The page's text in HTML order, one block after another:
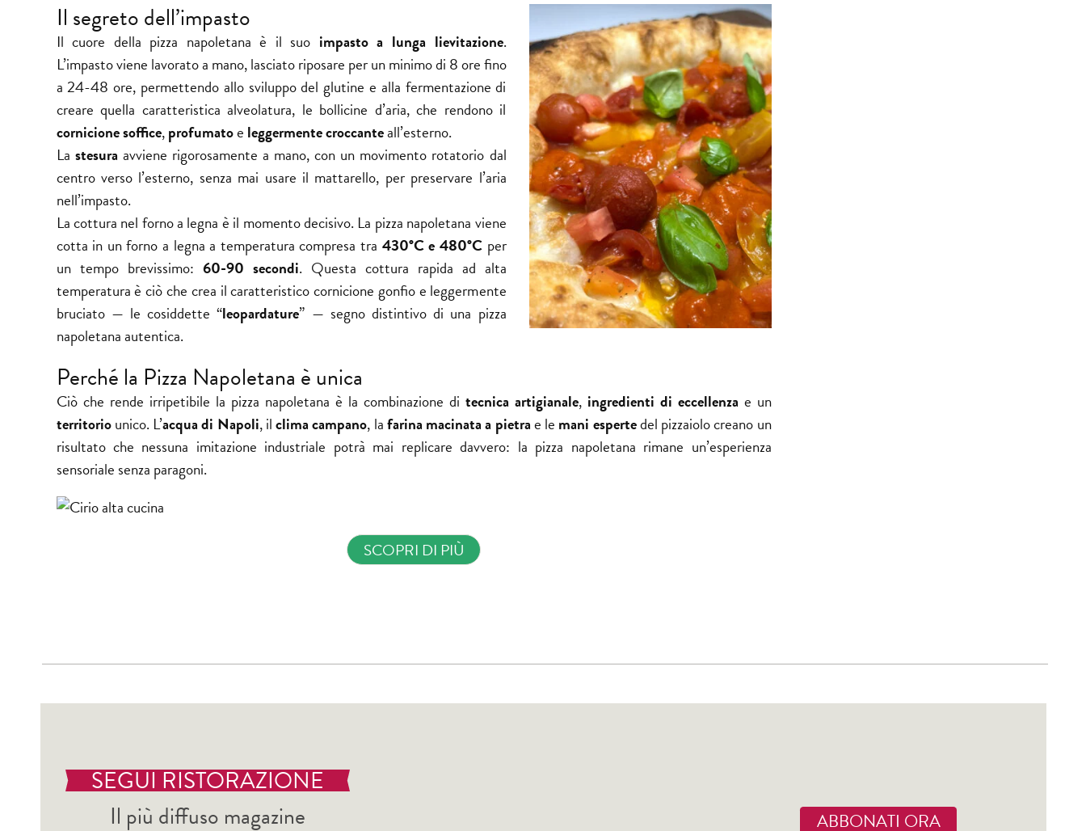
Il segreto dell’impasto
Il cuore della pizza napoletana è il suo impasto a lunga lievitazione.
L’impasto viene lavorato a mano, lasciato riposare per un minimo di 8 ore fino
a 24-48 ore, permettendo allo sviluppo del glutine e alla fermentazione di
creare quella caratteristica alveolatura, le bollicine d’aria, che rendono il
cornicione soffice,profumatoe leggermente croccanteall’esterno.
La stesura avviene rigorosamente a mano, con un movimento rotatorio dal
centro verso l’esterno, senza mai usare il mattarello, per preservare l’aria
nell’impasto.
La cottura nel forno a legna è il momento decisivo. La pizza napoletana viene
cotta in un forno a legna a temperatura compresa tra 430°C e 480°Cper
un tempo brevissimo: 60-90 secondi. Questa cottura rapida ad alta
temperatura è ciò che crea il caratteristico cornicione gonfio e leggermente
bruciato — le cosiddette “leopardature” — segno distintivo di una pizza
napoletana autentica.
Perché la Pizza Napoletana è unica
Ciò che rende irripetibile la pizza napoletana è la combinazione di tecnica artigianale, ingredienti di eccellenza e un
territoriounico. L’acqua di Napoli, ilclima campano, lafarina macinataa pietrae le mani espertedel pizzaiolo creano un
risultato che nessuna imitazione industriale potrà mai replicare davvero: la pizza napoletana rimane un’esperienza
sensoriale senza paragoni.
SCOPRI DI PIÙ
SEGUI RISTORAZIONE
Il più diffuso magazine
ABBONATI ORA